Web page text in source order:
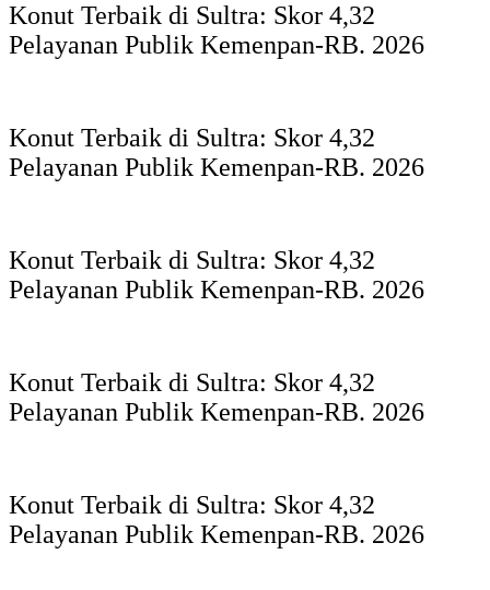
Konut Terbaik di Sultra: Skor 4,32
Pelayanan Publik Kemenpan-RB. 2026
Konut Terbaik di Sultra: Skor 4,32
Pelayanan Publik Kemenpan-RB. 2026
Konut Terbaik di Sultra: Skor 4,32
Pelayanan Publik Kemenpan-RB. 2026
Konut Terbaik di Sultra: Skor 4,32
Pelayanan Publik Kemenpan-RB. 2026
Konut Terbaik di Sultra: Skor 4,32
Pelayanan Publik Kemenpan-RB. 2026